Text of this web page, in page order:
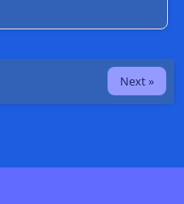
Next »